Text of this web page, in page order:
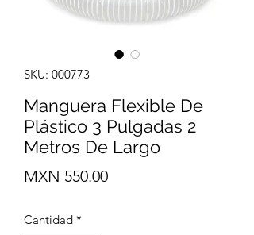
SKU: 000773
Manguera Flexible De
Plástico 3 Pulgadas 2
Metros De Largo
MXN 550.00Precio
Cantidad *